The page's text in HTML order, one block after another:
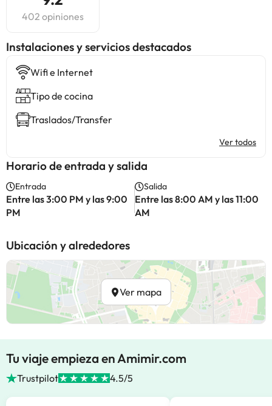
402 opiniones
Instalaciones y servicios destacados
Wifi e Internet
Tipo de cocina
Traslados/Transfer
Ver todos
Horario de entrada y salida
Entrada
Entre las 3:00 PM y las 9:00
PM
Salida
Entre las 8:00 AM y las 11:00
AM
Ubicación y alrededores
Ver mapa
Tu viaje empieza en Amimir.com
Trustpilot 4.5/5